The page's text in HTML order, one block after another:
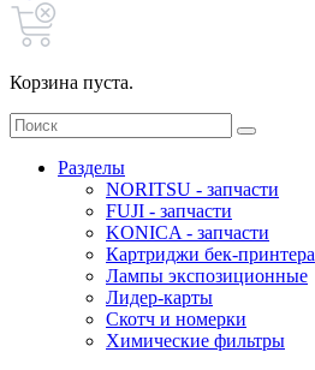
Корзина пуста.
Разделы
NORITSU - запчасти
FUJI - запчасти
KONICA - запчасти
Картриджи бек-принтера
Лампы экспозиционные
Лидер-карты
Скотч и номерки
Химические фильтры